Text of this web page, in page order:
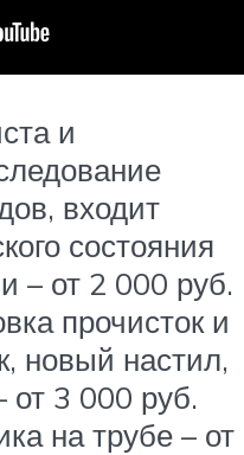
и
входит
состояния
– от 2 000 руб.
прочисток и
новый настил,
от 3 000 руб.
на трубе – от